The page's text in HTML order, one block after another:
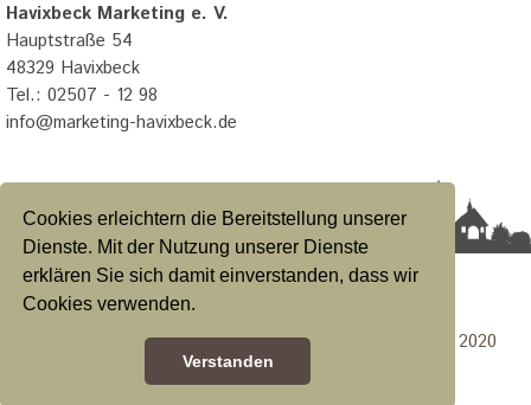
Cookies erleichtern die Bereitstellung unserer
Dienste. Mit der Nutzung unserer Dienste
erklären Sie sich damit einverstanden, dass wir
Cookies verwenden.
Verstanden
Havixbeck Marketing e. V.
Hauptstraße 54
48329 Havixbeck
Tel.: 02507 - 12 98
info@marketing-havixbeck.de
Konzeption & Design Calcanto Werbeagentur GmbH 2020
Datenschutzerklärung|Impressum|Satzung